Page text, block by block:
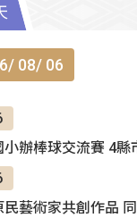
08/ 06
小辦棒球交流賽 4縣
民藝術家共創作品